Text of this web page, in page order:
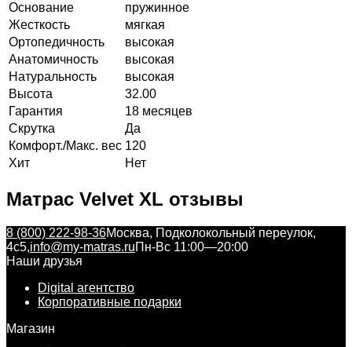
Основание
пружинное
Жесткость
мягкая
Ортопедичность
высокая
Анатомичность
высокая
Натуральность
высокая
Высота
32.00
Гарантия
18 месяцев
Скрутка
Да
Комфорт./Макс. вес 120
Хит
Нет
Матрас Velvet XL отзывы
8 (800) 222-98-36Москва, Подколокольный переулок,
4с5,info@my-matras.ruПн-Вс 11:00—20:00
Наши друзья
Digital агентство
Корпоративные подарки
Магазин